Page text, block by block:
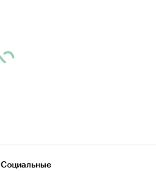
Социальные